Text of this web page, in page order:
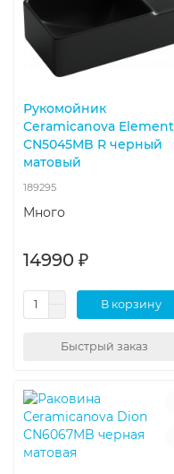
Рукомойник
Ceramicanova Element
CN5045MB R черный
матовый
189295
Много
14990 ₽
В корзину
Быстрый заказ